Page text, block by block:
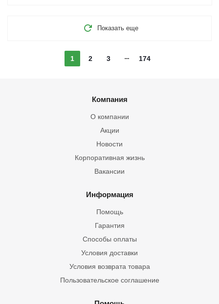
Показать еще
1 2 3 174
Компания
О компании
Акции
Новости
Корпоративная жизнь
Вакансии
Информация
Помощь
Гарантия
Способы оплаты
Условия доставки
Условия возврата товара
Пользовательское соглашение